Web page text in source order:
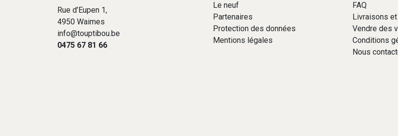
Rue d’Eupen 1,
4950 Waimes
info@touptibou.be
0475 67 81 66
Le neuf
Partenaires
Protection des données
Mentions légales
FAQ
Livraisons
Vendre des
Conditions
Nous